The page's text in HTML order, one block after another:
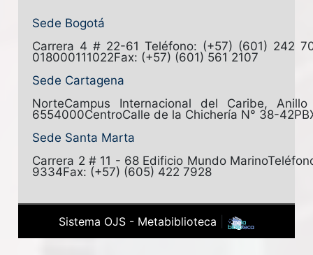
Sede Bogotá
Carrera 4 # 22-61Teléfono: (+57) (601) 242
018000111022Fax: (+57) (601) 561 2107
Sede Cartagena
NorteCampus Internacional del Caribe,
6554000CentroCalle de la Chichería N° 38-42
Sede Santa Marta
Carrera 2 # 11 - 68 Edificio Mundo Marino
9334Fax: (+57) (605) 422 7928
Sistema OJS - Metabiblioteca